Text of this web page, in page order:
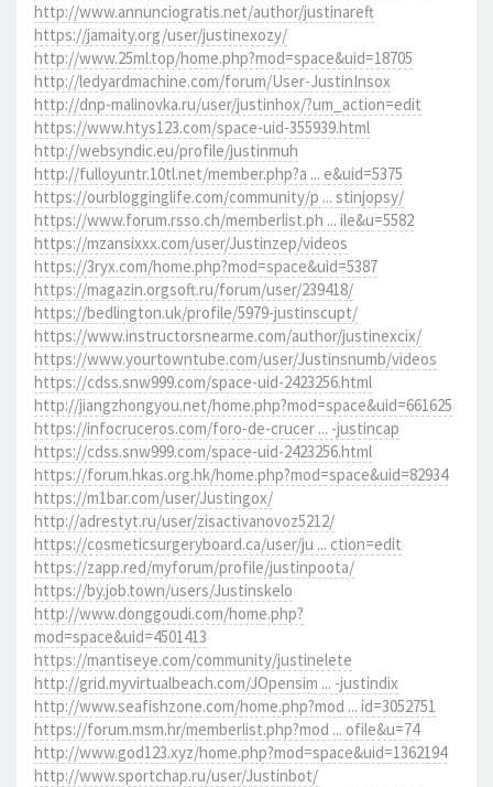
http://www.annunciogratis.net/author/justinareft
https://jamaity.org/user/justinexozy/
http://www.25ml.top/home.php?mod=space&uid=18705
http://ledyardmachine.com/forum/User-JustinInsox
http://dnp-malinovka.ru/user/justinhox/?um_action=edit
https://www.htys123.com/space-uid-355939.html
http://websyndic.eu/profile/justinmuh
http://fulloyuntr.10tl.net/member.php?a ... e&uid=5375
https://ourblogginglife.com/community/p ... stinjopsy/
https://www.forum.rsso.ch/memberlist.ph ... ile&u=5582
https://mzansixxx.com/user/Justinzep/videos
https://3ryx.com/home.php?mod=space&uid=5387
https://magazin.orgsoft.ru/forum/user/239418/
https://bedlington.uk/profile/5979-justinscupt/
https://www.instructorsnearme.com/author/justinexcix/
https://www.yourtowntube.com/user/Justinsnumb/videos
https://cdss.snw999.com/space-uid-2423256.html
http://jiangzhongyou.net/home.php?mod=space&uid=661625
https://infocruceros.com/foro-de-crucer ... -justincap
https://cdss.snw999.com/space-uid-2423256.html
https://forum.hkas.org.hk/home.php?mod=space&uid=82934
https://m1bar.com/user/Justingox/
http://adrestyt.ru/user/zisactivanovoz5212/
https://cosmeticsurgeryboard.ca/user/ju ... ction=edit
https://zapp.red/myforum/profile/justinpoota/
https://by.job.town/users/Justinskelo
http://www.donggoudi.com/home.php?
mod=space&uid=4501413
https://mantiseye.com/community/justinelete
http://grid.myvirtualbeach.com/JOpensim ... -justindix
http://www.seafishzone.com/home.php?mod ... id=3052751
https://forum.msm.hr/memberlist.php?mod ... ofile&u=74
http://www.god123.xyz/home.php?mod=space&uid=1362194
http://www.sportchap.ru/user/Justinbot/